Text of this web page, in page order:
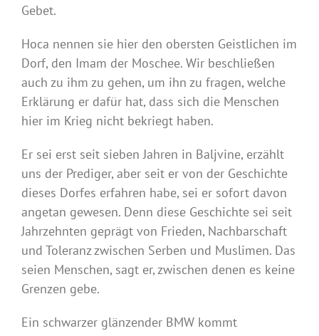
Gebet.
Hoca nennen sie hier den obersten Geistlichen im
Dorf, den Imam der Moschee. Wir beschließen
auch zu ihm zu gehen, um ihn zu fragen, welche
Erklärung er dafür hat, dass sich die Menschen
hier im Krieg nicht bekriegt haben.
Er sei erst seit sieben Jahren in Baljvine, erzählt
uns der Prediger, aber seit er von der Geschichte
dieses Dorfes erfahren habe, sei er sofort davon
angetan gewesen. Denn diese Geschichte sei seit
Jahrzehnten geprägt von Frieden, Nachbarschaft
und Toleranz zwischen Serben und Muslimen. Das
seien Menschen, sagt er, zwischen denen es keine
Grenzen gebe.
Ein schwarzer glänzender BMW kommt